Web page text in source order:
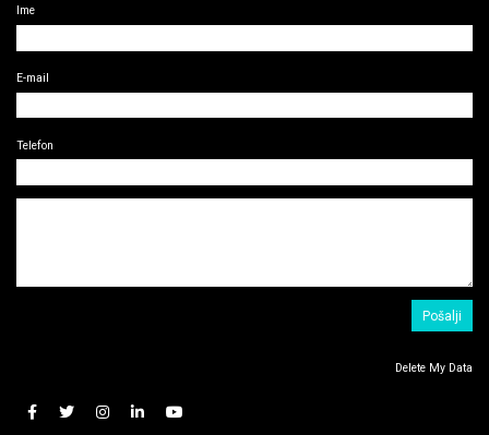
Ime
E-mail
Telefon
Delete My Data